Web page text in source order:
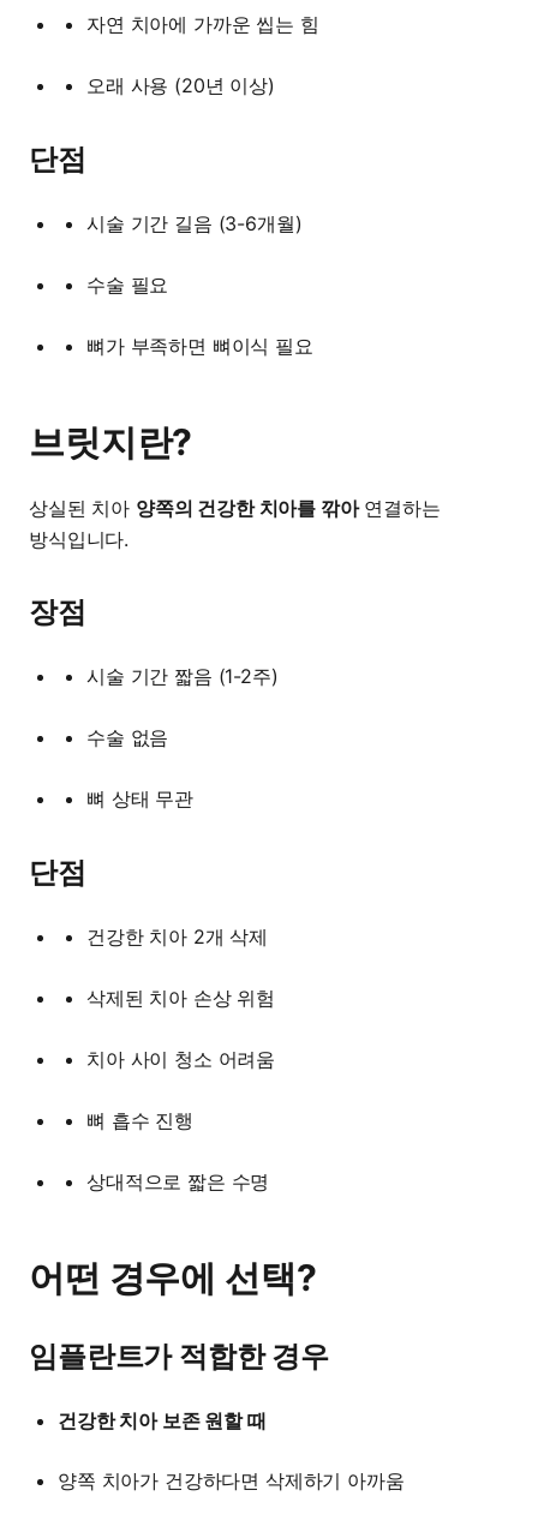
자연 치아에 가까운 씹는 힘
오래 사용 (20년 이상)
단점
시술 기간 길음 (3-6개월)
수술 필요
뼈가 부족하면 뼈이식 필요
브릿지란?
상실된 치아 양쪽의 건강한 치아를 깎아연결하는
방식입니다.
장점
시술 기간 짧음 (1-2주)
수술 없음
뼈 상태 무관
단점
건강한 치아 2개 삭제
삭제된 치아 손상 위험
치아 사이 청소 어려움
뼈 흡수 진행
상대적으로 짧은 수명
어떤 경우에 선택?
임플란트가 적합한 경우
건강한 치아 보존 원할 때
양쪽 치아가 건강하다면 삭제하기 아까움